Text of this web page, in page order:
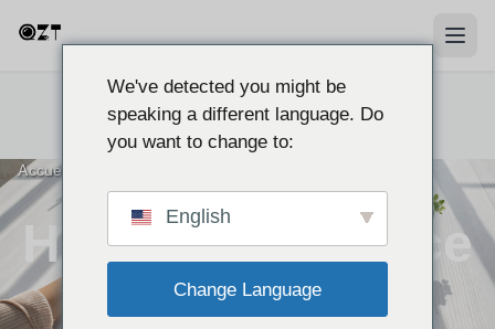
Accueil
Hub d'Intelligence
Sécurité
We've detected you might be
speaking a different language. Do
you want to change to:
English
Change Language